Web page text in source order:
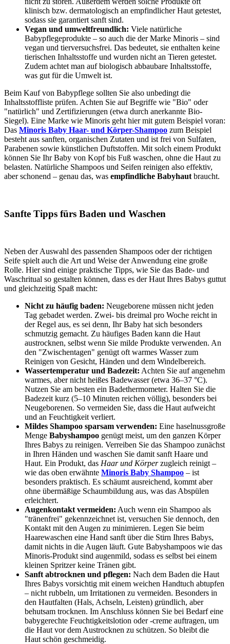
klinisch bzw. dermatologisch an empfindlicher Haut getestet,
sodass sie garantiert sanft sind.
Vegan und umweltfreundlich: Viele natürliche
Babypflegeprodukte – so auch die der Marke Minoris – sind
vegan und tierversuchsfrei. Das bedeutet, sie enthalten keine
tierischen Inhaltsstoffe und wurden nicht an Tieren getestet.
Zudem achtet man auf biologisch abbaubare Inhaltsstoffe,
was gut für die Umwelt ist.
Beim Kauf von Babypflege sollten Sie also unbedingt die
Inhaltsstoffliste prüfen. Achten Sie auf Begriffe wie "Bio" oder
"natürlich" und Zertifizierungen (etwa durch anerkannte Bio-
Siegel). Eine Marke wie Minoris geht hier mit gutem Beispiel voran:
Das Minoris Baby Haar- und Körper-Shampoo zum Beispiel
besteht aus sanften, organischen Zutaten und ist frei von Sulfaten,
Parabenen sowie künstlichen Duftstoffen. Mit solch einem Produkt
können Sie Ihr Baby von Kopf bis Fuß waschen, ohne die Haut zu
belasten. Natürliche Shampoos und Seifen reinigen also effektiv,
aber schonend – genau das, was empfindliche Babyhautbraucht.
Sanfte Tipps fürs Baden und Waschen
Neben der Auswahl des passenden Shampoos oder der richtigen
Seife spielt auch die Art und Weise der Anwendung eine große
Rolle. Hier sind einige praktische Tipps, wie Sie das Bade- und
Waschritual so gestalten können, dass es der Haut Ihres Babys guttut
und gleichzeitig Spaß macht:
Nicht zu häufig baden: Neugeborene müssen nicht jeden
Tag gebadet werden. Zwei- bis dreimal pro Woche reicht in
der Regel aus, es sei denn, Ihr Baby hat sich besonders
schmutzig gemacht. Zu häufiges Baden kann die Haut
austrocknen, selbst wenn Sie milde Produkte verwenden. An
den "Zwischentagen" genügt oft warmes Wasser zum
Reinigen von Gesicht, Händen und dem Windelbereich.
Wassertemperatur und Badezeit: Achten Sie auf angenehm
warmes, aber nicht heißes Badewasser (etwa 36–37 °C).
Nutzen Sie am besten ein Badethermometer. Halten Sie die
Badezeit kurz (5–10 Minuten reichen völlig), besonders bei
Neugeborenen. So vermeiden Sie, dass die Haut aufweicht
und an Feuchtigkeit verliert.
Mildes Shampoo sparsam verwenden: Eine haselnussgroße
Menge Babyshampoo genügt meist, um den ganzen Körper
Ihres Babys zu reinigen. Verreiben Sie das Shampoo zunächst
in Ihren Händen und waschen Sie damit sanft Haare und
Haut. Ein Produkt, das Haar und Körperzugleich reinigt –
wie das oben erwähnte Minoris Baby Shampoo – ist
besonders praktisch. Es schäumt ausreichend, kommt aber
ohne übermäßige Schaumbildung aus, was das Abspülen
erleichtert.
Augenkontakt vermeiden: Auch wenn ein Shampoo als
"tränenfrei" gekennzeichnet ist, versuchen Sie dennoch, den
Kontakt mit den Augen zu minimieren. Legen Sie beim
Haarewaschen eine Hand sanft über die Stirn Ihres Babys,
damit nichts in die Augen läuft. Gute Babyshampoos wie das
Minoris-Produkt sind augenmild, sodass es selbst bei einem
kleinen Spritzer keine Tränen gibt.
Sanft abtrocknen und pflegen: Nach dem Baden die Haut
Ihres Babys vorsichtig mit einem weichen Handtuch abtupfen
– nicht rubbeln, um Irritationen zu vermeiden. Besonders in
den Hautfalten (Hals, Achseln, Leisten) gründlich, aber
behutsam trocknen. Im Anschluss können Sie bei Bedarf eine
babygerechte Feuchtigkeitslotion oder -creme auftragen, um
die Haut vor dem Austrocknen zu schützen. So bleibt die
Haut schön geschmeidig.